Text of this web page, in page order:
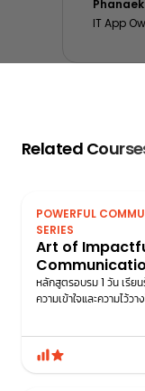
Phanaek
IT App
Related
POWERFUL
SERIES
Art of
หลักสูตรอบรม 1 วัน เรีย
ความเข้าใจและความไว้วา